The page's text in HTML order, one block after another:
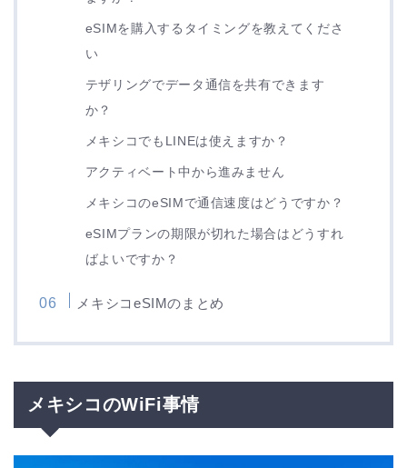
eSIMを購入するタイミングを教えてくださ
い
テザリングでデータ通信を共有できます
か？
メキシコでもLINEは使えますか？
アクティベート中から進みません
メキシコのeSIMで通信速度はどうですか？
eSIMプランの期限が切れた場合はどうすれ
ばよいですか？
メキシコeSIMのまとめ
メキシコのWiFi事情